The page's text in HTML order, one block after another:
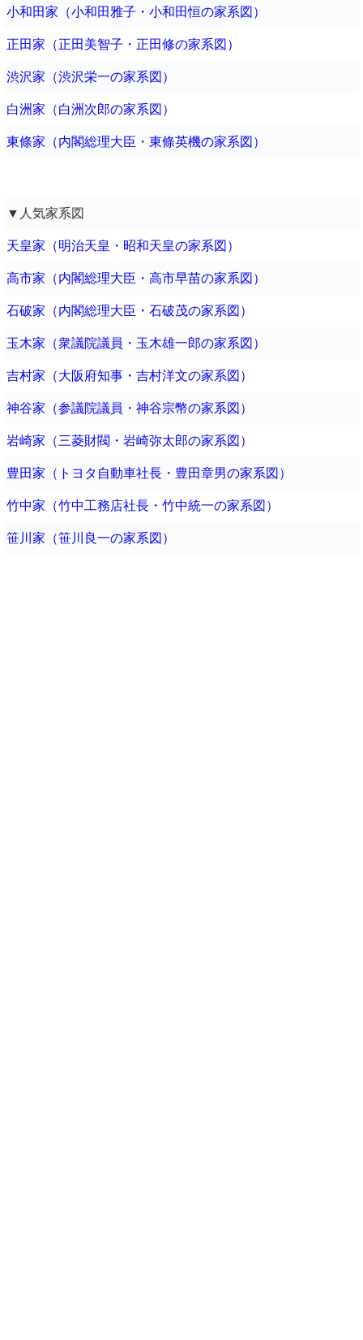
小和田家（小和田雅子・小和田恒の家系図）
正田家（正田美智子・正田修の家系図）
渋沢家（渋沢栄一の家系図）
白洲家（白洲次郎の家系図）
東條家（内閣総理大臣・東條英機の家系図）
▼人気家系図
天皇家（明治天皇・昭和天皇の家系図）
高市家（内閣総理大臣・高市早苗の家系図）
石破家（内閣総理大臣・石破茂の家系図）
玉木家（衆議院議員・玉木雄一郎の家系図）
吉村家（大阪府知事・吉村洋文の家系図）
神谷家（参議院議員・神谷宗幣の家系図）
岩崎家（三菱財閥・岩崎弥太郎の家系図）
豊田家（トヨタ自動車社長・豊田章男の家系図）
竹中家（竹中工務店社長・竹中統一の家系図）
笹川家（笹川良一の家系図）